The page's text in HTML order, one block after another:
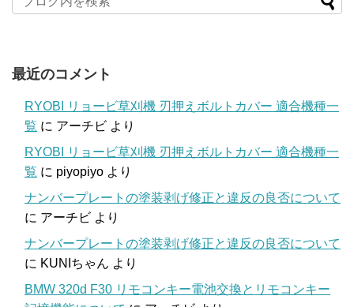
最近のコメント
RYOBI リョービ草刈機 刃押えボルトカバー 適合機種一
覧 に アーチビ より
RYOBI リョービ草刈機 刃押えボルトカバー 適合機種一
覧 に piyopiyo より
ナンバープレートの塗装剥げ修正と違反の良否について
に アーチビ より
ナンバープレートの塗装剥げ修正と違反の良否について
に KUNIちゃん より
BMW 320d F30 リモコンキー電池交換とリモコンキー